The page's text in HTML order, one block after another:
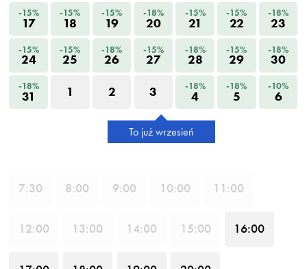
-15%
17
-15%
18
-15%
19
-18%
20
-15%
21
-15%
22
-18%
23
-15%
24
-15%
25
-18%
26
-15%
27
-18%
28
-15%
29
-18%
30
-18%
31 1 2 3 -18%
4
-18%
5
-10%
6
To już wrzesień
7:30 8:00 9:00 10:00 11 :00
12:00 13:00 14:00 15:00 16:00